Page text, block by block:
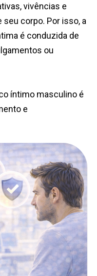
vivências e
corpo. Por isso, a
é conduzida de
ou
íntimo masculino é
e